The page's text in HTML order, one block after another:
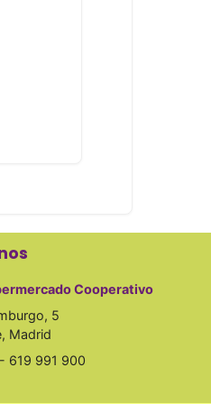
Cooperativo
5
Madrid
619 991 900